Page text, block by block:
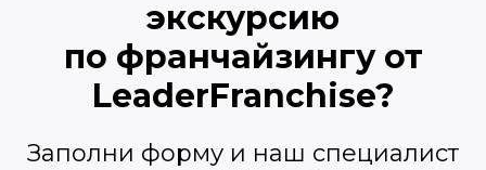
экскурсию
по франчайзингу от
LeaderFranchise?
Заполни форму и наш специалист